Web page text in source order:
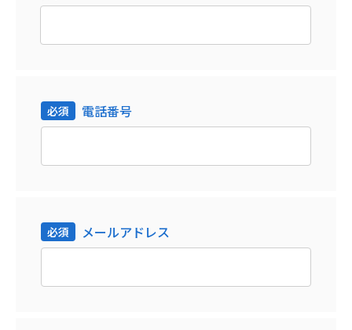
電話番号
メールアドレス